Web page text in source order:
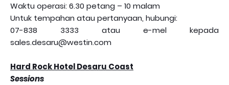
Waktu operasi: 6.30 petang – 10 malam
Untuk tempahan atau pertanyaan, hubungi:
07-838 3333 atau e-mel kepada
sales.desaru@westin.com
Hard Rock Hotel Desaru Coast
Sessions